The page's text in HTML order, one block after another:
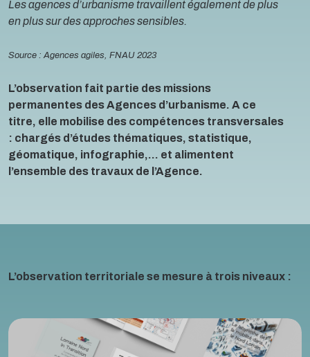
Les agences d’urbanisme travaillent également de plus
en plus sur des approches sensibles.
Source : Agences agiles, FNAU 2023
L’observation fait partie des missions
permanentes des Agences d’urbanisme. A ce
titre, elle mobilise des compétences transversales
: chargés d’études thématiques, statistique,
géomatique, infographie,… et alimentent
l’ensemble des travaux de l’Agence.
L’observation territoriale se mesure à trois niveaux :